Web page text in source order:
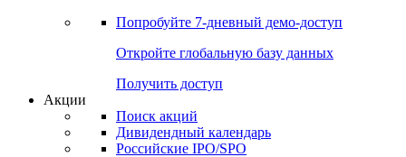
Попробуйте 7-дневный демо-доступ
Откройте глобальную базу данных
Получить доступ
Акции
Поиск акций
Дивидендный календарь
Российские IPO/SPO